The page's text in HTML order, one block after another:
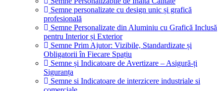
Semne personalizate cu design unic și grafică
profesională
Semne Personalizate din Aluminiu cu Grafică Inclusă
pentru Interior și Exterior
Semne Prim Ajutor: Vizibile, Standardizate și
Obligatorii în Fiecare Spațiu
Semne și Indicatoare de Avertizare – Asigură-ți
Siguranța
Semne si Indicatoare de interzicere industriale si